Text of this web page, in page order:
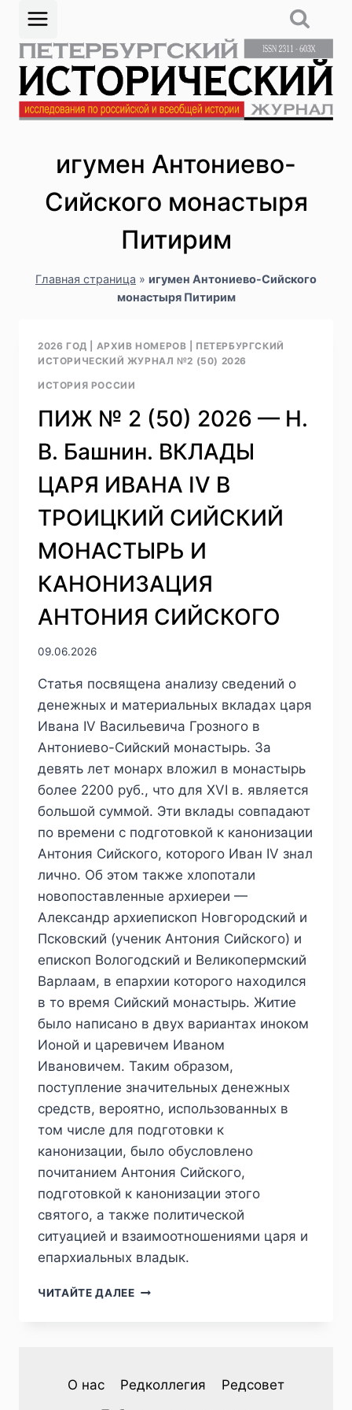
Перейти
содержимому
игумен Антониево-
Сийского монастыря
Питирим
Главная страница » игумен Антониево-Сийского
монастыря Питирим
2026 ГОД АРХИВ НОМЕРОВ
ПЕТЕРБУРГСКИЙ
ИСТОРИЧЕСКИЙ ЖУРНАЛ №2 (50) 2026
ИСТОРИЯ РОССИИ
ПИЖ № 2 (50) 2026 — Н.
В. Башнин. ВКЛАДЫ
ЦАРЯ ИВАНА IV В
ТРОИЦКИЙ СИЙСКИЙ
МОНАСТЫРЬ И
КАНОНИЗАЦИЯ
АНТОНИЯ СИЙСКОГО
09.06.2026
Статья посвящена анализу сведений о
денежных и материальных вкладах царя
Ивана IV Васильевича Грозного в
Антониево-Сийский монастырь. За
девять лет монарх вложил в монастырь
более 2200 руб., что для XVI в. является
большой суммой. Эти вклады совпадают
по времени с подготовкой к канонизации
Антония Сийского, которого Иван IV знал
лично. Об этом также хлопотали
новопоставленные архиереи —
Александр архиепископ Новгородский и
Псковский (ученик Антония Сийского) и
епископ Вологодский и Великопермский
Варлаам, в епархии которого находился
в то время Сийский монастырь. Житие
было написано в двух вариантах иноком
Ионой и царевичем Иваном
Ивановичем. Таким образом,
поступление значительных денежных
средств, вероятно, использованных в
том числе для подготовки к
канонизации, было обусловлено
почитанием Антония Сийского,
подготовкой к канонизации этого
святого, а также политической
ситуацией и взаимоотношениями царя и
епархиальных владык.
ЧИТАЙТЕ ДАЛЕЕПИЖ
Н.
О нас Редколлегия
Редсовет